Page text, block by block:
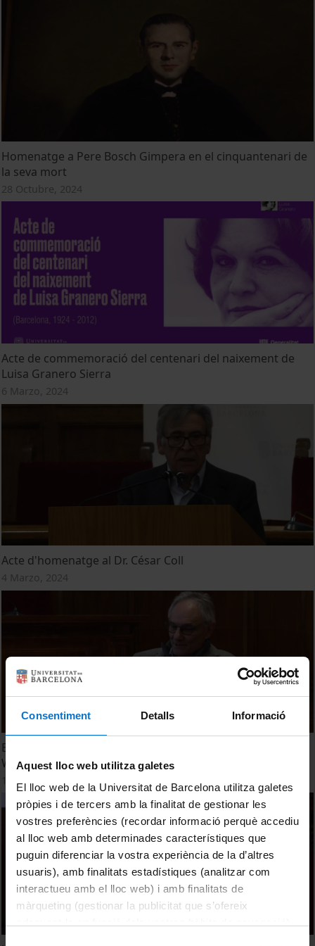
Consentiment Detalls Informació
Aquest lloc web utilitza galetes
El lloc web de la Universitat de Barcelona utilitza galetes
pròpies i de tercers amb la finalitat de gestionar les
vostres preferències (recordar informació perquè accediu
al lloc web amb determinades característiques que
puguin diferenciar la vostra experiència de la d’altres
usuaris), amb finalitats estadístiques (analitzar com
interactueu amb el lloc web) i amb finalitats de
màrqueting (gestionar la publicitat que s’ofereix
Homenatge a Pere Bosch Gimpera en el cinquantenari de
la seva mort
28 Octubre, 2024
Acte de commemoració del centenari del naixement de
Luisa Granero Sierra
6 Marzo, 2024
Acte d'homenatge al Dr. César Coll
4 Marzo, 2024
El goig del saber compartit. Acte en record de Jorge
Wagensberg